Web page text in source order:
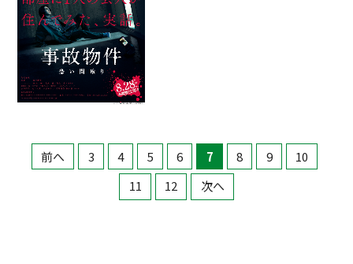
前へ 3 4 5 6 7 8 9
10
11
12 次へ